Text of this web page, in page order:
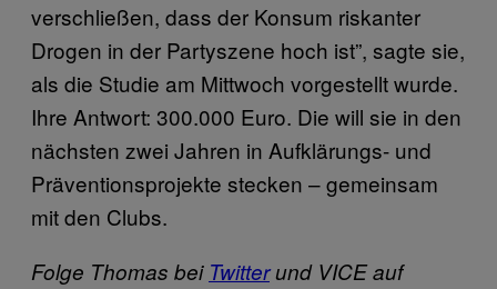
verschließen, dass der Konsum riskanter
Drogen in der Partyszene hoch ist”, sagte sie,
als die Studie am Mittwoch vorgestellt wurde.
Ihre Antwort: 300.000 Euro. Die will sie in den
nächsten zwei Jahren in Aufklärungs- und
Präventionsprojekte stecken – gemeinsam
mit den Clubs.
Folge Thomas bei Twitterund VICE auf